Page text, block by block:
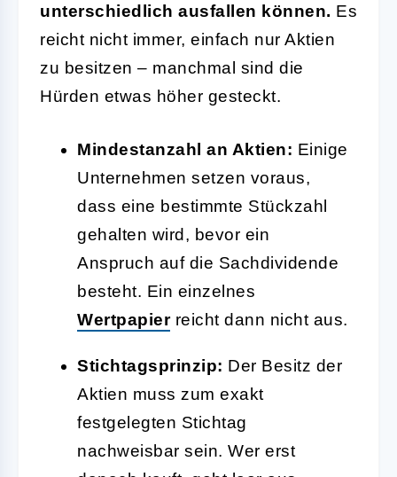
unterschiedlich ausfallen können. Es
reicht nicht immer, einfach nur Aktien
zu besitzen – manchmal sind die
Hürden etwas höher gesteckt.
Mindestanzahl an Aktien: Einige
Unternehmen setzen voraus,
dass eine bestimmte Stückzahl
gehalten wird, bevor ein
Anspruch auf die Sachdividende
besteht. Ein einzelnes
Wertpapierreicht dann nicht aus.
Stichtagsprinzip: Der Besitz der
Aktien muss zum exakt
festgelegten Stichtag
nachweisbar sein. Wer erst